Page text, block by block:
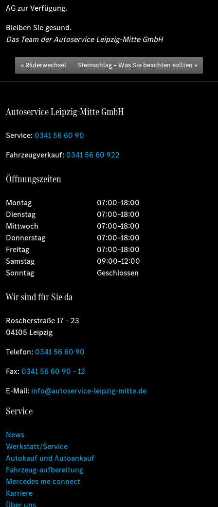
AG zur Verfügung.
Bleiben Sie gesund.
Das Team der Autoservice Leipzig-Mitte GmbH
Räderwechsel Steinschlag – Was Sie beachten sollten
Autoservice Leipzig-Mitte GmbH
Service: 0341 56 60 90
Fahrzeugverkauf: 0341 56 60 922
Öffnungszeiten
Montag
07:00–18:00
Dienstag
07:00–18:00
Mittwoch
07:00–18:00
Donnerstag
07:00–18:00
Freitag
07:00–18:00
Samstag
09:00–12:00
Sonntag
Geschlossen
Wir sind für Sie da
Roscherstraße 17 - 23
04105 Leipzig
Telefon: 0341 56 60 90
Fax: 0341 56 60 90 - 12
E-Mail: info@autoservice-leipzig-mitte.de
Service
News
Werkstatt/Service
Autokauf und Autoankauf
Fahrzeug-aufbereitung
Mercedes me connect
Karriere
Über uns